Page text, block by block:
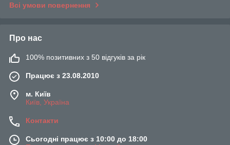
Всі умови повернення
Про нас
100% позитивних з 50 відгуків за рік
Працює з 23.08.2010
м. Київ
Київ, Україна
Контакти
Сьогодні працює з 10:00 до 18:00